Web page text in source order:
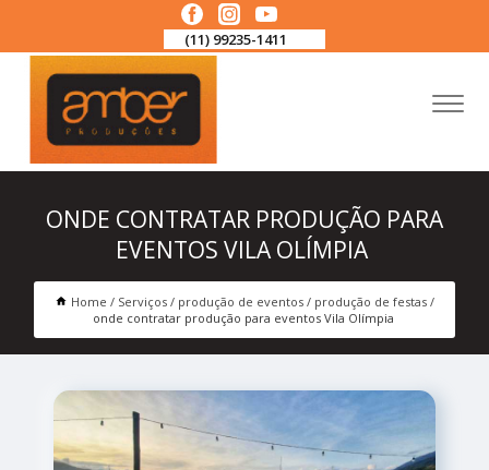
(11) 99235-1411
ONDE CONTRATAR PRODUÇÃO PARA
EVENTOS VILA OLÍMPIA
Home Serviços produção de eventos
produção de festas
onde contratar produção para eventos Vila Olímpia